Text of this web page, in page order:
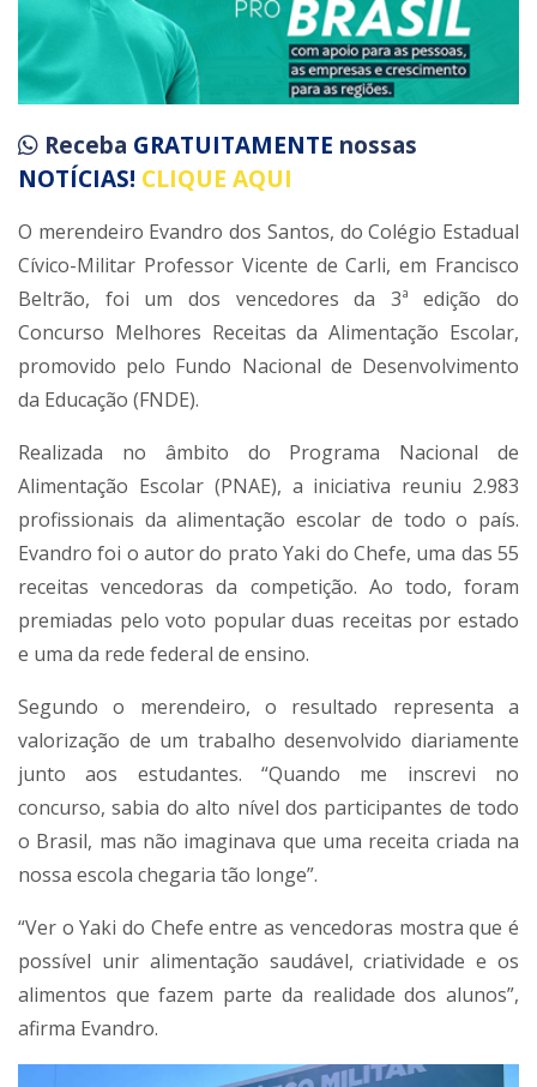
Receba GRATUITAMENTE nossas
NOTÍCIAS! CLIQUE AQUI
O merendeiro Evandro dos Santos, do Colégio Estadual
Cívico-Militar Professor Vicente de Carli, em Francisco
Beltrão, foi um dos vencedores da 3ª edição do
Concurso Melhores Receitas da Alimentação Escolar,
promovido pelo Fundo Nacional de Desenvolvimento
da Educação (FNDE).
Realizada no âmbito do Programa Nacional de
Alimentação Escolar (PNAE), a iniciativa reuniu 2.983
profissionais da alimentação escolar de todo o país.
Evandro foi o autor do prato Yaki do Chefe, uma das 55
receitas vencedoras da competição. Ao todo, foram
premiadas pelo voto popular duas receitas por estado
e uma da rede federal de ensino.
Segundo o merendeiro, o resultado representa a
valorização de um trabalho desenvolvido diariamente
junto aos estudantes. “Quando me inscrevi no
concurso, sabia do alto nível dos participantes de todo
o Brasil, mas não imaginava que uma receita criada na
nossa escola chegaria tão longe”.
“Ver o Yaki do Chefe entre as vencedoras mostra que é
possível unir alimentação saudável, criatividade e os
alimentos que fazem parte da realidade dos alunos”,
afirma Evandro.